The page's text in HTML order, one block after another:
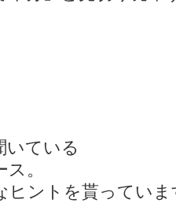
いている
。
ヒントを貰っていま